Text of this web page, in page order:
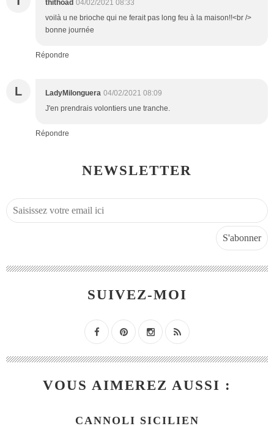
thithoad 04/02/2021 08:33
voilà u ne brioche qui ne ferait pas long feu à la maison!!<br />
bonne journée
Répondre
L LadyMilonguera 04/02/2021 08:09
J'en prendrais volontiers une tranche.
Répondre
NEWSLETTER
SUIVEZ-MOI
VOUS AIMEREZ AUSSI :
CANNOLI SICILIEN